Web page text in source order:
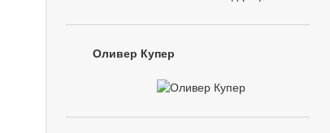
Оливер Купер